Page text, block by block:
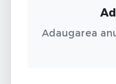
Adaugarea